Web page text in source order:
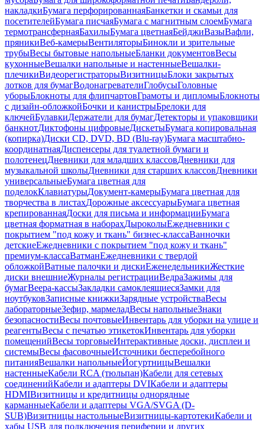
накладкиБумага перфорированнаяБанкетки и скамьи для
посетителейБумага писчаяБумага с магнитным слоемБумага
термотрансфернаяБахилыБумага цветнаяБейджиВазыВафли,
пряникиВеб-камерыВентиляторыБинокли и зрительные
трубыВесы бытовые напольныеБланки документовВесы
кухонныеВешалки напольные и настенныеВешалки-
плечикиВидеорегистраторыВизитницыБлоки закрытых
лотков для бумагВодонагревателиГлобусыГоловные
уборыБлокноты для флипчартовГрамоты и дипломыБлокноты
с дизайн-обложкойБочки и канистрыБрелоки для
ключейБулавкиДержатели для бумагДетекторы и упаковщики
банкнотДиктофоны цифровыеДискетыБумага копировальная
(копирка)Диски CD, DVD, BD (Blu-ray)Бумага масштабно-
координатнаяДиспенсеры для туалетной бумаги и
полотенецДневники для младших классовДневники для
музыкальной школыДневники для старших классовДневники
универсальныеБумага цветная для
поделокКлавиатурыДокумент-камерыБумага цветная для
творчества в листахДорожные аксессуарыБумага цветная
крепированнаяДоски для письма и информацииБумага
цветная форматная в наборахДыроколыЕжедневники с
покрытием "под кожу и ткань" бизнес-классаВанночки
детскиеЕжедневники с покрытием "под кожу и ткань"
премиум-классаВатманЕжедневники с твердой
обложкойВатные палочки и дискиЕженедельникиЖесткие
диски внешниеЖурналы регистрацииВедраЗажимы для
бумагВеера-кассыЗакладки самоклеящиесяЗамки для
ноутбуковЗаписные книжкиЗарядные устройстваВесы
лабораторныеЗефир, мармеладВесы напольныеЗнаки
безопасностиВесы почтовыеИнвентарь для уборки на улице и
реагентыВесы с печатью этикетокИнвентарь для уборки
помещенийВесы торговыеИнтерактивные доски, дисплеи и
системыВесы фасовочныеИсточники бесперебойного
питанияВешалки напольныеЙогуртницыВешалки
настенныеКабели RCA (тюльпан)Кабели для сетевых
соединенийКабели и адаптеры DVIКабели и адаптеры
HDMIВизитницы и кредитницы однорядные
карманныеКабели и адаптеры VGA/SVGA (D-
SUB)Визитницы настольныеВизитницы-картотекиКабели и
хабы USB для подключения периферии и других